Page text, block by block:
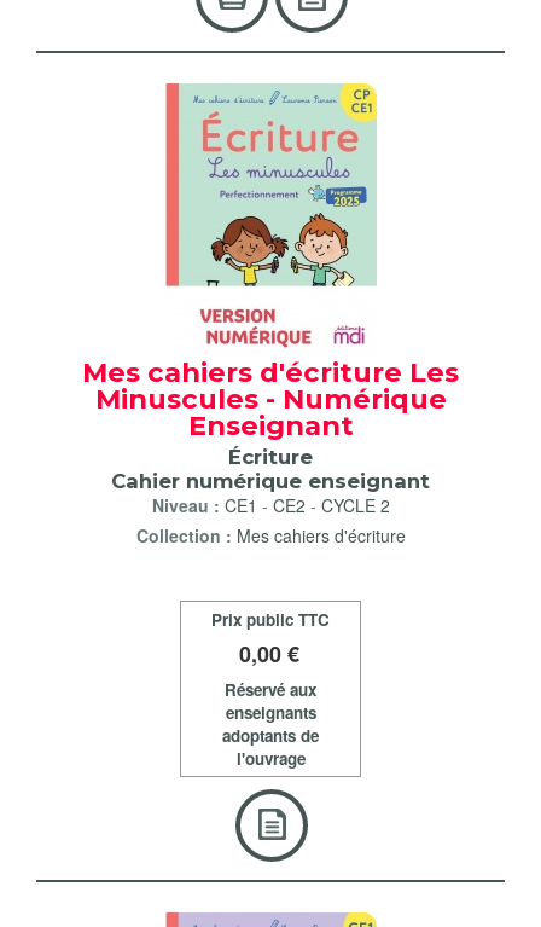
Mes cahiers d'écriture Les
Minuscules - Numérique
Enseignant
Écriture
Cahier numérique enseignant
Niveau : CE1 - CE2 - CYCLE 2
Collection : Mes cahiers d'écriture
Prix public TTC
0,00 €
Réservé aux
enseignants
adoptants de
l'ouvrage